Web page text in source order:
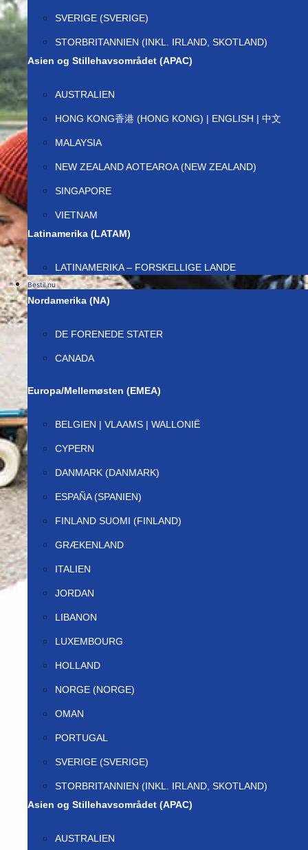
SVERIGE (SVERIGE)
STORBRITANNIEN (INKL. IRLAND, SKOTLAND)
Asien og Stillehavsområdet (APAC)
AUSTRALIEN
HONG KONG香港 (HONG KONG) | ENGLISH | 中文
MALAYSIA
NEW ZEALAND AOTEAROA (NEW ZEALAND)
SINGAPORE
VIETNAM
Latinamerika (LATAM)
LATINAMERIKA – FORSKELLIGE LANDE
Bestil nu
Nordamerika (NA)
DE FORENEDE STATER
CANADA
Europa/Mellemøsten (EMEA)
BELGIEN | VLAAMS | WALLONIË
CYPERN
DANMARK (DANMARK)
ESPAÑA (SPANIEN)
FINLAND SUOMI (FINLAND)
GRÆKENLAND
ITALIEN
JORDAN
LIBANON
LUXEMBOURG
HOLLAND
NORGE (NORGE)
OMAN
PORTUGAL
SVERIGE (SVERIGE)
STORBRITANNIEN (INKL. IRLAND, SKOTLAND)
Asien og Stillehavsområdet (APAC)
AUSTRALIEN